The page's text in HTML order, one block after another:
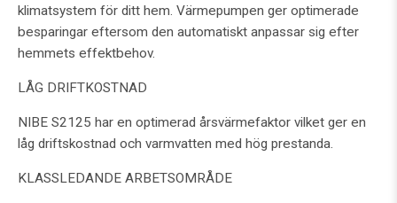
klimatsystem för ditt hem. Värmepumpen ger optimerade
besparingar eftersom den automatiskt anpassar sig efter
hemmets effektbehov.
LÅG DRIFTKOSTNAD
NIBE S2125 har en optimerad årsvärmefaktor vilket ger en
låg driftskostnad och varmvatten med hög prestanda.
KLASSLEDANDE ARBETSOMRÅDE